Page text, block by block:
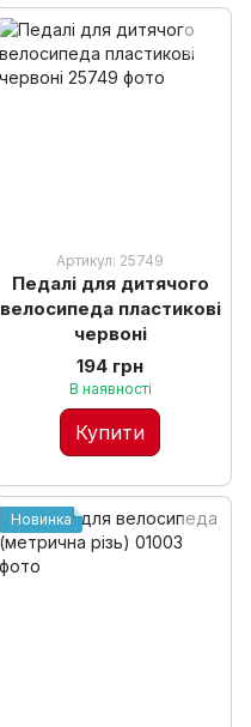
Артикул: 25749
Педалі для дитячого
велосипеда пластикові
червоні
194 грн
В наявності
Купити
Новинка